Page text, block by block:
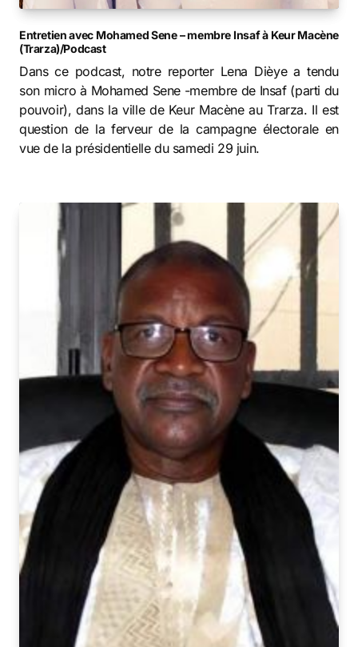
Entretien avec Mohamed Sene – membre Insaf à Keur Macène
(Trarza)/Podcast
Dans ce podcast, notre reporter Lena Dièye a tendu
son micro à Mohamed Sene -membre de Insaf (parti du
pouvoir), dans la ville de Keur Macène au Trarza. Il est
question de la ferveur de la campagne électorale en
vue de la présidentielle du samedi 29 juin.